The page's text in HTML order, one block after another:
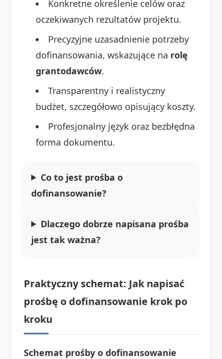
Konkretne określenie celów oraz
oczekiwanych rezultatów projektu.
Precyzyjne uzasadnienie potrzeby
dofinansowania, wskazujące na rolę
grantodawców.
Transparentny i realistyczny
budżet, szczegółowo opisujący koszty.
Profesjonalny język oraz bezbłędna
forma dokumentu.
Co to jest prośba o
dofinansowanie?
Dlaczego dobrze napisana prośba
jest tak ważna?
Praktyczny schemat: Jak napisać
prośbę o dofinansowanie krok po
kroku
Schemat prośby o dofinansowanie